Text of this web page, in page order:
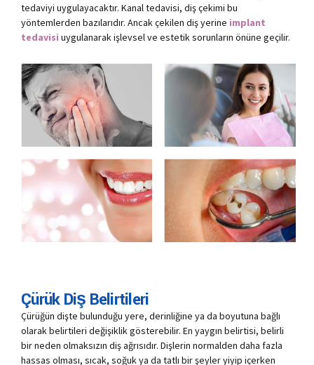
tedaviyi uygulayacaktır. Kanal tedavisi, diş çekimi bu
yöntemlerden bazılarıdır. Ancak çekilen diş yerine implant
tedavisi uygulanarak işlevsel ve estetik sorunların önüne geçilir.
Çürük Diş Belirtileri
Çürüğün dişte bulunduğu yere, derinliğine ya da boyutuna bağlı
olarak belirtileri değişiklik gösterebilir. En yaygın belirtisi, belirli
bir neden olmaksızın diş ağrısıdır. Dişlerin normalden daha fazla
hassas olması, sıcak, soğuk ya da tatlı bir şeyler yiyip içerken